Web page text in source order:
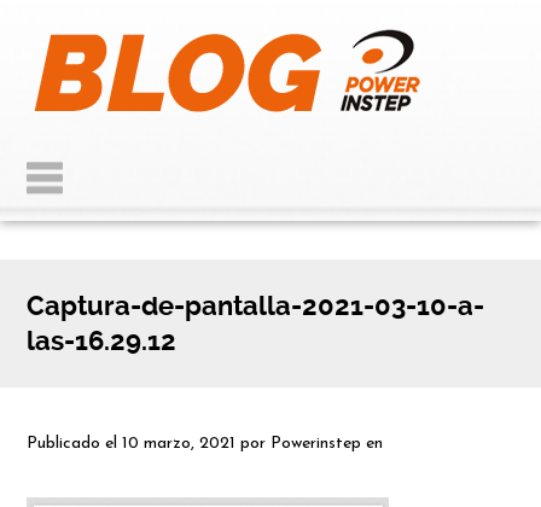
Captura-de-pantalla-2021-03-10-a-
las-16.29.12
Publicado el10 marzo, 2021 por Powerinstep en